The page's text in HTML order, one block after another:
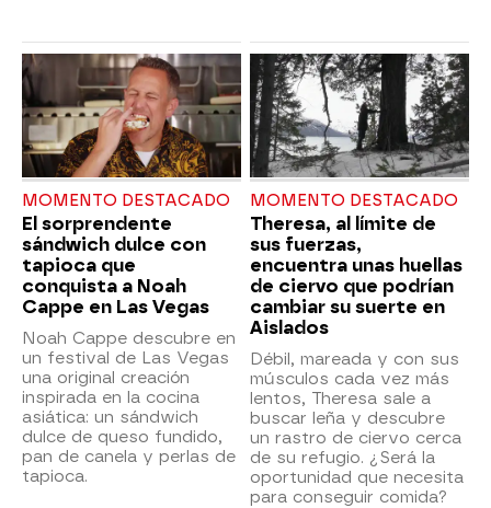
MOMENTO DESTACADO
El sorprendente
sándwich dulce con
tapioca que
conquista a Noah
Cappe en Las Vegas
Noah Cappe descubre en
un festival de Las Vegas
una original creación
inspirada en la cocina
asiática: un sándwich
dulce de queso fundido,
pan de canela y perlas de
tapioca.
MOMENTO DESTACADO
Theresa, al límite de
sus fuerzas,
encuentra unas huellas
de ciervo que podrían
cambiar su suerte en
Aislados
Débil, mareada y con sus
músculos cada vez más
lentos, Theresa sale a
buscar leña y descubre
un rastro de ciervo cerca
de su refugio. ¿Será la
oportunidad que necesita
para conseguir comida?